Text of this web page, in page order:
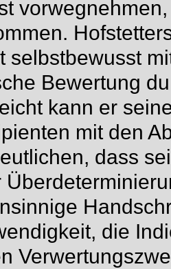
selbstbewusst
Bewertung
kann er
mit den
dass
die